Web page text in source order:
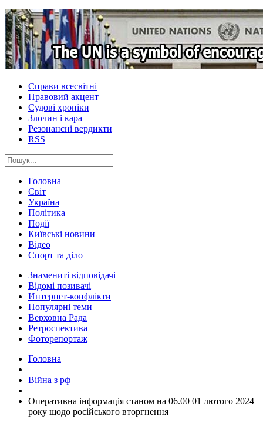
Справи всесвітні
Правовий акцент
Судові хроніки
Злочин і кара
Резонансні вердикти
RSS
Головна
Світ
Україна
Політика
Події
Київські новини
Відео
Спорт та діло
Знамениті відповідачі
Відомі позивачі
Интернет-конфлікти
Популярні теми
Верховна Рада
Ретроспектива
Фоторепортаж
Головна
Війна з рф
​Оперативна інформація станом на 06.00 01 лютого 2024
року щодо російського вторгнення